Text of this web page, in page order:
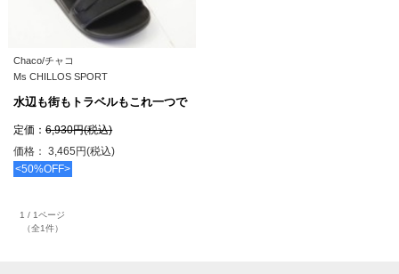
Chaco/チャコ
Ms CHILLOS SPORT
水辺も街もトラベルもこれ一つで
定価：6,930円(税込)
価格： 3,465円(税込)
<50%OFF>
1 / 1ページ
（全1件）